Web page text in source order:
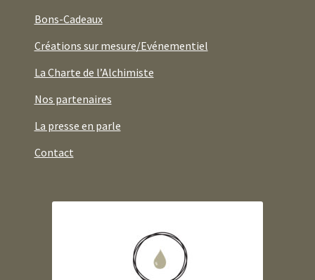
Bons-Cadeaux
Créations sur mesure/Evénementiel
La Charte de l’Alchimiste
Nos partenaires
La presse en parle
Contact